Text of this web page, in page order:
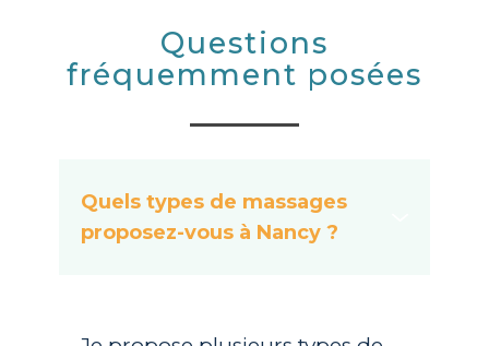
Questions
fréquemment posées
Quels types de massages
proposez-vous à Nancy ?